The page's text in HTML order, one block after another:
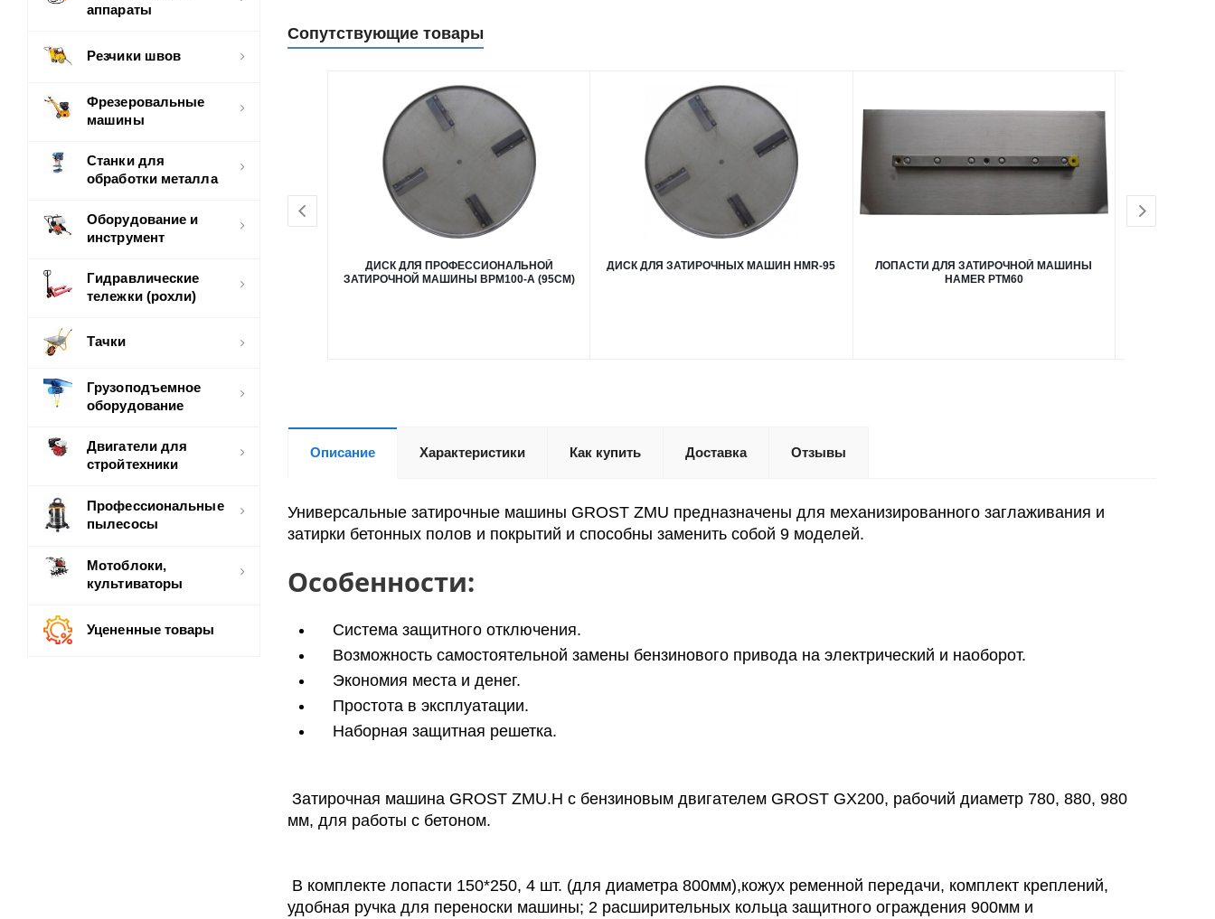
Сопутствующие товары
ДИСК ДЛЯ ПРОФЕССИОНАЛЬНОЙ
ЗАТИРОЧНОЙ МАШИНЫ ВРM100-А (95СМ)
ДИСК ДЛЯ ЗАТИРОЧНЫХ МАШИН HMR-95
ЛОПАСТИ ДЛЯ ЗАТИРОЧНОЙ МАШИНЫ
HAMER PTM60
Описание Характеристики Как купить Доставка Отзывы
Универсальные затирочные машины GROST ZMU предназначены для механизированного заглаживания и
затирки бетонных полов и покрытий и способны заменить собой 9 моделей.
Особенности:
Система защитного отключения.
Возможность самостоятельной замены бензинового привода на электрический и наоборот.
Экономия места и денег.
Простота в эксплуатации.
Наборная защитная решетка.
Затирочная машина GROST ZMU.H с бензиновым двигателем GROST GX200, рабочий диаметр 780, 880, 980
мм, для работы с бетоном.
В комплекте лопасти 150*250, 4 шт. (для диаметра 800мм),кожух ременной передачи, комплект креплений,
удобная ручка для переноски машины; 2 расширительных кольца защитного ограждения 900мм и
аппараты
Резчики швов
Фрезеровальные
машины
Станки для
обработки металла
Оборудование и
инструмент
Гидравлические
тележки (рохли)
Тачки
Грузоподъемное
оборудование
Двигатели для
стройтехники
Профессиональные
пылесосы
Мотоблоки,
культиваторы
Уцененные товары